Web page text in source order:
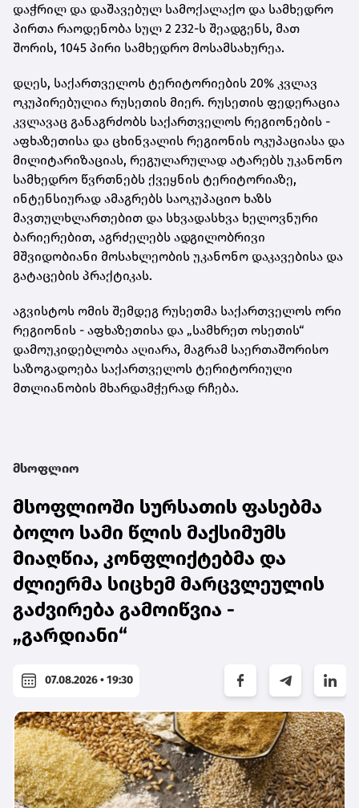
დაჭრილ და დაშავებულ სამოქალაქო და სამხედრო
პირთა რაოდენობა სულ 2 232-ს შეადგენს, მათ
შორის, 1045 პირი სამხედრო მოსამსახურეა.
დღეს, საქართველოს ტერიტორიების 20% კვლავ
ოკუპირებულია რუსეთის მიერ. რუსეთის ფედერაცია
კვლავაც განაგრძობს საქართველოს რეგიონების -
აფხაზეთისა და ცხინვალის რეგიონის ოკუპაციასა და
მილიტარიზაციას, რეგულარულად ატარებს უკანონო
სამხედრო წვრთნებს ქვეყნის ტერიტორიაზე,
ინტენსიურად ამაგრებს საოკუპაციო ხაზს
მავთულხლართებით და სხვადასხვა ხელოვნური
ბარიერებით, აგრძელებს ადგილობრივი
მშვიდობიანი მოსახლეობის უკანონო დაკავებისა და
გატაცების პრაქტიკას.
აგვისტოს ომის შემდეგ რუსეთმა საქართველოს ორი
რეგიონის - აფხაზეთისა და „სამხრეთ ოსეთის“
დამოუკიდებლობა აღიარა, მაგრამ საერთაშორისო
საზოგადოება საქართველოს ტერიტორიული
მთლიანობის მხარდამჭერად რჩება.
მსოფლიო
მსოფლიოში სურსათის ფასებმა
ბოლო სამი წლის მაქსიმუმს
მიაღწია, კონფლიქტებმა და
ძლიერმა სიცხემ მარცვლეულის
გაძვირება გამოიწვია -
„გარდიანი“
07.08.2026 • 19:30